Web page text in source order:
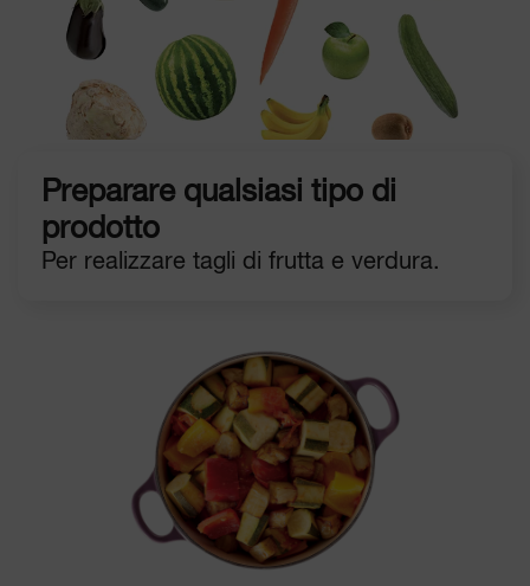
Preparare qualsiasi tipo di
prodotto
Per realizzare tagli di frutta e verdura.